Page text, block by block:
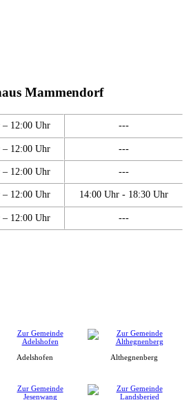
Mammendorf
12:00 Uhr ---
12:00 Uhr ---
12:00 Uhr ---
12:00 Uhr 14:00 Uhr - 18:30 Uhr
12:00 Uhr ---
Adelshofen Althegnenberg